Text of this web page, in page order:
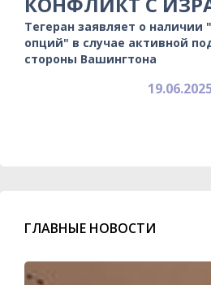
Тегеран заявляет о
опций" в случае активной
стороны Вашингтона
ГЛАВНЫЕ НОВОСТИ